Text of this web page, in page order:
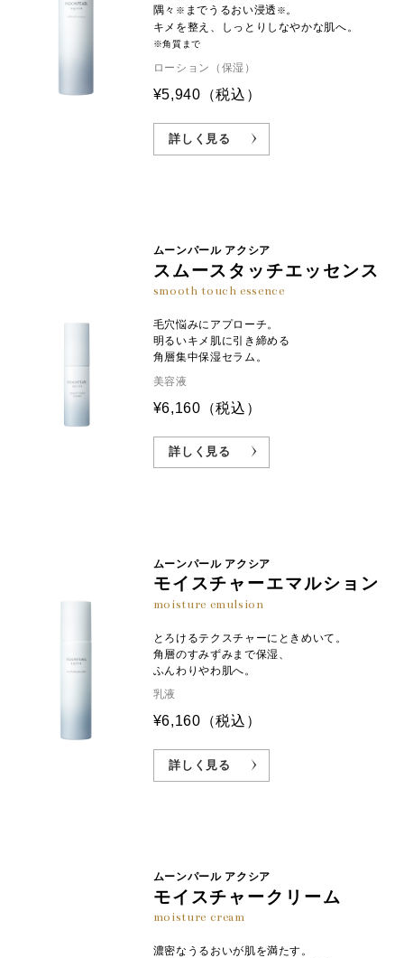
隅々 ※ までうるおい浸透 ※ 。
キメを整え、しっとりしなやかな肌へ。
※角質まで
ローション（保湿）
¥5,940 （税込）
詳しく見る
ムーンパール アクシア
スムースタッチエッセンス
smooth touch essence
毛穴悩みにアプローチ。
明るいキメ肌に引き締める
角層集中保湿セラム。
美容液
¥6,160 （税込）
詳しく見る
ムーンパール アクシア
モイスチャーエマルション
moisture emulsion
とろけるテクスチャーにときめいて。
角層のすみずみまで保湿、
ふんわりやわ肌へ。
乳液
¥6,160 （税込）
詳しく見る
ムーンパール アクシア
モイスチャークリーム
moisture cream
濃密なうるおいが肌を満たす。